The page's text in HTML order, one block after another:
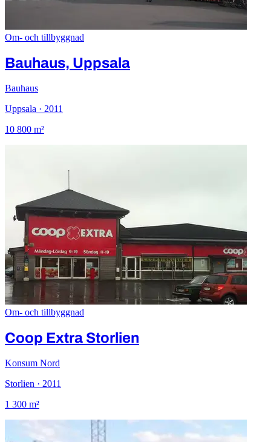
Om- och tillbyggnad
Bauhaus, Uppsala
Bauhaus
Uppsala · 2011
10 800 m²
Om- och tillbyggnad
Coop Extra Storlien
Konsum Nord
Storlien · 2011
1 300 m²